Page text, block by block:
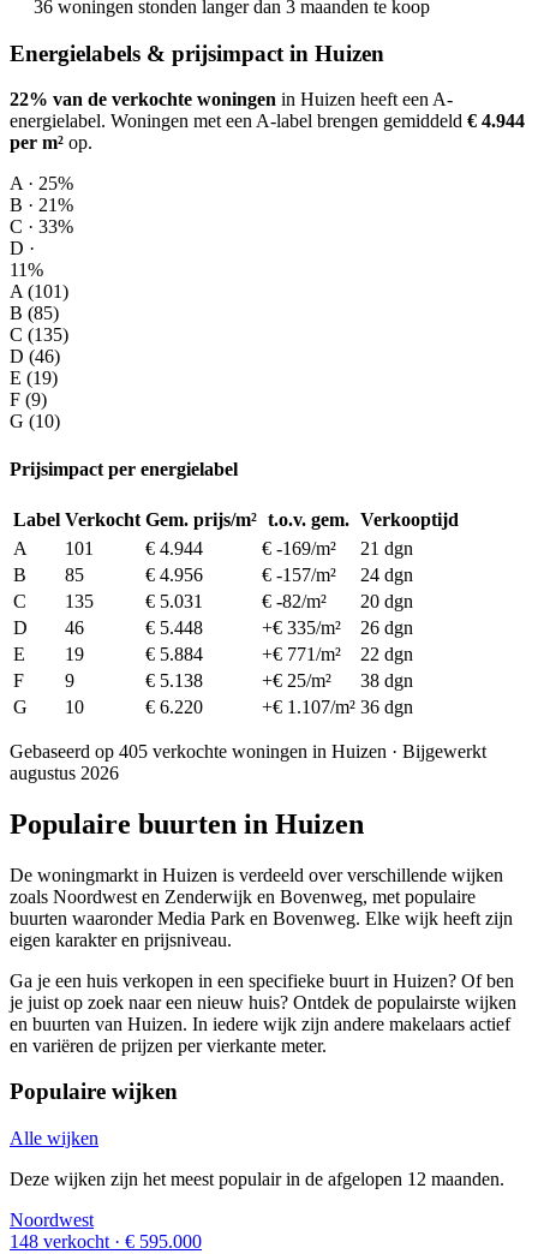
36 woningen stonden langer dan 3 maanden te koop
Energielabels & prijsimpact in Huizen
22% van de verkochte woningen in Huizen heeft een A-
energielabel. Woningen met een A-label brengen gemiddeld € 4.944
per m² op.
A · 25%
B · 21%
C · 33%
D ·
11%
A (101)
B (85)
C (135)
D (46)
E (19)
F (9)
G (10)
Prijsimpact per energielabel
Label Verkocht Gem. prijs/m² t.o.v. gem. Verkooptijd
A
101 € 4.944 € -169/m²
21 dgn
B
85 € 4.956 € -157/m²
24 dgn
C
135 € 5.031 € -82/m²
20 dgn
D
46 € 5.448 +€ 335/m²
26 dgn
E
19 € 5.884 +€ 771/m²
22 dgn
F
9 € 5.138 +€ 25/m²
38 dgn
G
10 € 6.220 +€ 1.107/m² 36 dgn
Gebaseerd op 405 verkochte woningen in Huizen · Bijgewerkt
augustus 2026
Populaire buurten in Huizen
De woningmarkt in Huizen is verdeeld over verschillende wijken
zoals Noordwest en Zenderwijk en Bovenweg, met populaire
buurten waaronder Media Park en Bovenweg. Elke wijk heeft zijn
eigen karakter en prijsniveau.
Ga je een huis verkopen in een specifieke buurt in Huizen? Of ben
je juist op zoek naar een nieuw huis? Ontdek de populairste wijken
en buurten van Huizen. In iedere wijk zijn andere makelaars actief
en variëren de prijzen per vierkante meter.
Populaire wijken
Alle wijken
Deze wijken zijn het meest populair in de afgelopen 12 maanden.
Noordwest
148 verkocht · € 595.000